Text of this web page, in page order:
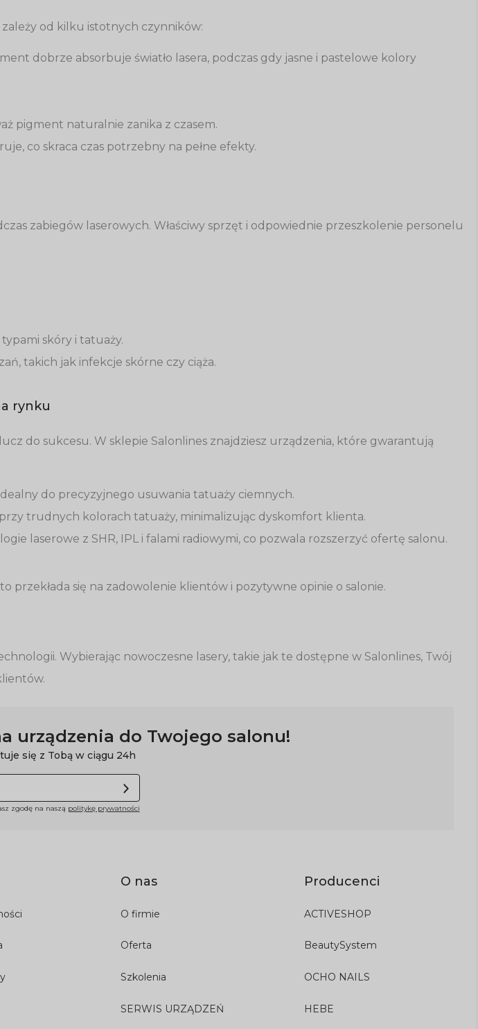
zależy od kilku istotnych czynników:
dobrze absorbuje światło lasera, podczas gdy jasne i pastelowe kolory
pigment naturalnie zanika z czasem.
co skraca czas potrzebny na pełne efekty.
zabiegów laserowych. Właściwy sprzęt i odpowiednie przeszkolenie personelu
skóry i tatuaży.
takich jak infekcje skórne czy ciąża.
rynku
do sukcesu. W sklepie Salonlines znajdziesz urządzenia, które gwarantują
do precyzyjnego usuwania tatuaży ciemnych.
trudnych kolorach tatuaży, minimalizując dyskomfort klienta.
laserowe z SHR, IPL i falami radiowymi, co pozwala rozszerzyć ofertę salonu.
przekłada się na zadowolenie klientów i pozytywne opinie o salonie.
Wybierając nowoczesne lasery, takie jak te dostępne w Salonlines, Twój
urządzenia do Twojego salonu!
się z Tobą w ciągu 24h
zgodę na naszą politykę prywatności
O nas
O firmie
Oferta
Szkolenia
SERWIS URZĄDZEŃ
Producenci
ACTIVESHOP
BeautySystem
OCHO NAILS
HEBE